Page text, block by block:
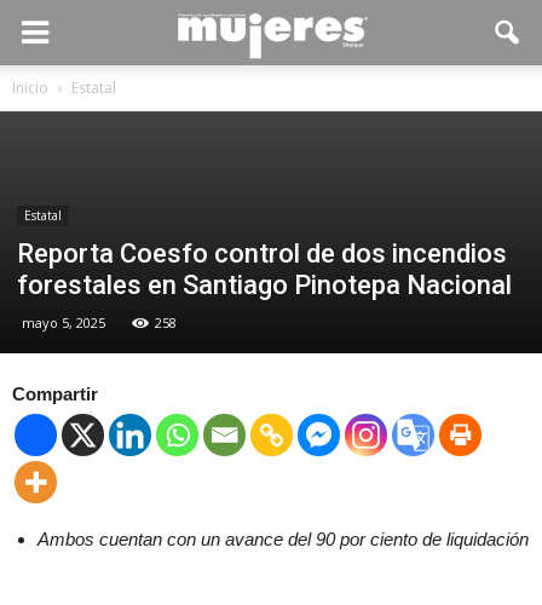
Inicio Estatal
Estatal
Reporta Coesfo control de dos incendios
forestales en Santiago Pinotepa Nacional
mayo 5, 2025 258
Compartir
Ambos cuentan con un avance del 90 por ciento de liquidación